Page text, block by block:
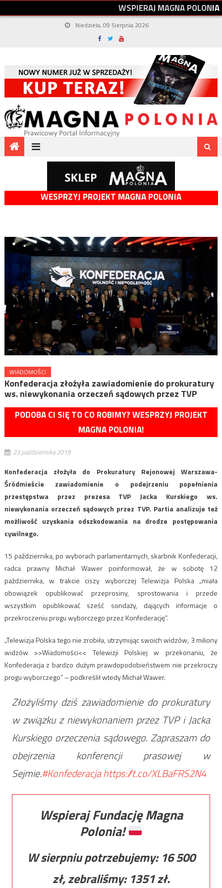
WSPIERAJMAGNAPOLONIA
Niedziela, 09 Sierpnia 2026
WESPRZYJ PROJEKT MAGNA POLONIA
WIADOMOŚCI
Konfederacja złożyła zawiadomienie do prokuratury
ws. niewykonania orzeczeń sądowych przez TVP
PODOBA CI SIĘ TO CO ROBIMY? WESPRZYJ PROJEKT
MAGNA POLONIA!
23 października 2019
Konfederacja złożyła do Prokuratury Rejonowej Warszawa-
Śródmieście zawiadomienie o podejrzeniu popełnienia
przestępstwa przez prezesa TVP Jacka Kurskiego ws.
niewykonania orzeczeń sądowych przez TVP. Partia analizuje też
możliwość uzyskania odszkodowania na drodze postępowania
cywilnego.
15 października, po wyborach parlamentarnych, skarbnik Konfederacji,
radca prawny Michał Wawer poinformował, że w sobotę 12
października, w trakcie ciszy wyborczej Telewizja Polska „miała
obowiązek opublikować przeprosiny, sprostowania i przede
wszystkim opublikować sześć sondaży, dających informacje o
przekroczeniu progu wyborczego przez Konfederację”.
„Telewizja Polska tego nie zrobiła, utrzymując swoich widzów, 3 miliony
widzów >>Wiadomości<< Telewizji Polskiej w przekonaniu, że
Konfederacja z bardzo dużym prawdopodobieństwem nie przekroczy
progu wyborczego” – podkreślił wtedy Michał Wawer.
Złożyliśmy dziś zawiadomienie do prokuratury
w związku z niewykonaniem przez TVP i Jacka
Kurskiego orzeczenia sądowego. Zapraszam do
obejrzenia konferencji prasowej w
Sejmie.#Konfederacjahttps://t.co/XLBaFRS2N4
Wspieraj Fundację Magna
Polonia!
W sierpniu potrzebujemy: 16 500
zł, zebraliśmy: 1351zł.